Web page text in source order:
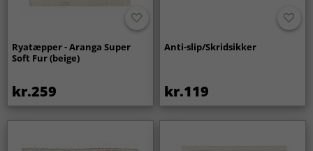
Ryatæpper - Aranga Super
Soft Fur (beige)
kr.259
Anti-slip/Skridsikker
kr.119